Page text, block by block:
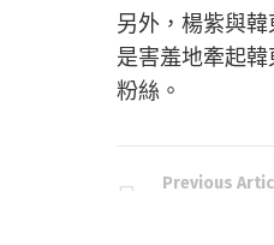
另外，楊紫與
是害羞地牽起
粉絲。
Previous